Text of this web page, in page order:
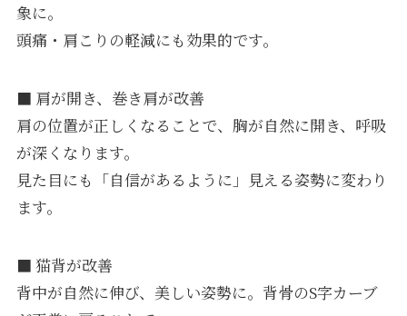
象に。
頭痛・肩こりの軽減にも効果的です。
■ 肩が開き、巻き肩が改善
肩の位置が正しくなることで、胸が自然に開き、呼吸
が深くなります。
見た目にも「自信があるように」見える姿勢に変わり
ます。
■ 猫背が改善
背中が自然に伸び、美しい姿勢に。背骨のS字カーブ